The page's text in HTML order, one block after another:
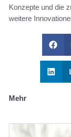
Konzepte und die
weitere
Mehr